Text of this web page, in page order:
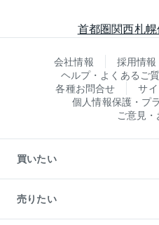
首都圏関西札幌
会社情報 採用情報
ヘルプ・よくあるご
各種お問合せ
サ
個人情報保護・プ
ご意見
買いたい
新築・分譲マンションの購入
中古マンションの購入
一戸建ての購入
売りたい